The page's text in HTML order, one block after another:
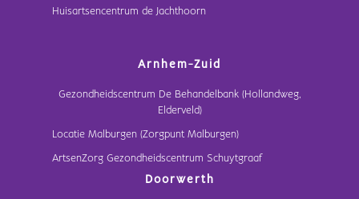
Huisartsencentrum de Jachthoorn
Arnhem-Zuid
Gezondheidscentrum De Behandelbank (Hollandweg,
Elderveld)
Locatie Malburgen (Zorgpunt Malburgen)
ArtsenZorg Gezondheidscentrum Schuytgraaf
Doorwerth